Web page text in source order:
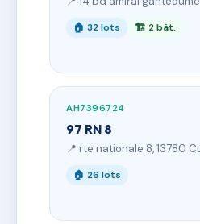
🏠 32 lots 🏗 2 bât.
AH7396724
97 RN 8
📍 rte nationale 8, 13780
🏠 26 lots